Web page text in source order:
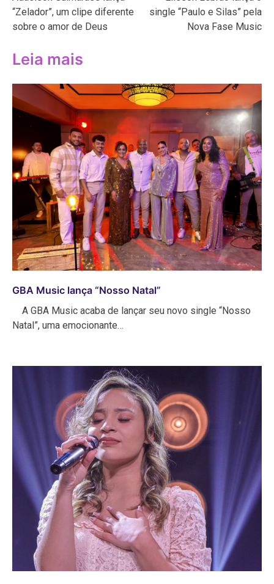
de
Post
“Zelador”, um clipe diferente
sobre o amor de Deus
single “Paulo e Silas” pela
Nova Fase Music
Leia mais
GBA Music lança “Nosso Natal”
A GBA Music acaba de lançar seu novo single “Nosso
Natal”, uma emocionante…